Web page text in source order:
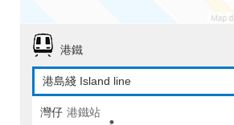
港鐵
港島綫 Island line
灣仔 港鐵站